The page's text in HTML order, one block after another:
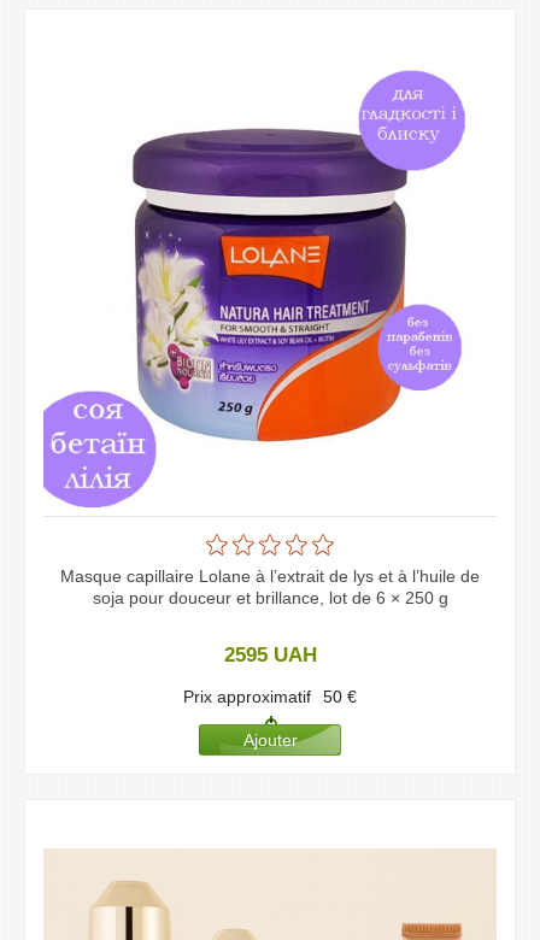
Masque capillaire Lolane à l’extrait de lys et à l’huile de
soja pour douceur et brillance, lot de 6 × 250 g
2595 UAH
Prix approximatif 50 €